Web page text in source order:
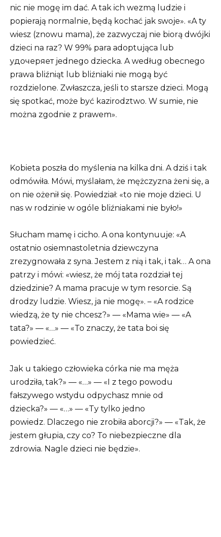
nic nie mogę im dać. A tak ich wezmą ludzie i
popierają normalnie, będą kochać jak swoje». «A ty
wiesz (znowu mama), że zazwyczaj nie biorą dwójki
dzieci na raz? W 99% para adoptująca lub
удочеряет jednego dziecka. A według obecnego
prawa bliźniąt lub bliźniaki nie mogą być
rozdzielone. Zwłaszcza, jeśli to starsze dzieci. Mogą
się spotkać, może być kazirodztwo. W sumie, nie
można zgodnie z prawem».
Kobieta poszła do myślenia na kilka dni. A dziś i tak
odmówiła. Mówi, myślałam, że mężczyzna żeni się, a
on nie ożenił się. Powiedział: «to nie moje dzieci. U
nas w rodzinie w ogóle bliźniakami nie było!»
Słucham mamę i cicho. A ona kontynuuje: «A
ostatnio osiemnastoletnia dziewczyna
zrezygnowała z syna. Jestem z nią i tak, i tak… A ona
patrzy i mówi: «wiesz, że mój tata rozdział tej
dziedzinie? A mama pracuje w tym resorcie. Są
drodzy ludzie. Wiesz, ja nie mogę». – «A rodzice
wiedzą, że ty nie chcesz?» — «Mama wie» — «A
tata?» — «…» — «To znaczy, że tata boi się
powiedzieć.
Jak u takiego człowieka córka nie ma męża
urodziła, tak?» — «…» — «I z tego powodu
fałszywego wstydu odpychasz mnie od
dziecka?» — «…» — «Ty tylko jedno
powiedz. Dlaczego nie zrobiła aborcji?» — «Tak, że
jestem głupia, czy co? To niebezpieczne dla
zdrowia. Nagle dzieci nie będzie».